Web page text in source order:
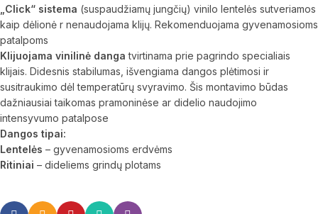
„Click“ sistema (suspaudžiamų jungčių) vinilo lentelės sutveriamos
kaip dėlionė r nenaudojama klijų. Rekomenduojama gyvenamosioms
patalpoms
Klijuojama vinilinė danga tvirtinama prie pagrindo specialiais
klijais. Didesnis stabilumas, išvengiama dangos plėtimosi ir
susitraukimo dėl temperatūrų svyravimo. Šis montavimo būdas
dažniausiai taikomas pramoninėse ar didelio naudojimo
intensyvumo patalpose
Dangos tipai:
Lentelės – gyvenamosioms erdvėms
Ritiniai – dideliems grindų plotams